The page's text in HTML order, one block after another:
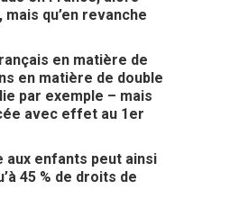
qu’en revanche
en matière de
en matière de double
par exemple – mais
avec effet au 1er
aux enfants peut ainsi
45 % de droits de